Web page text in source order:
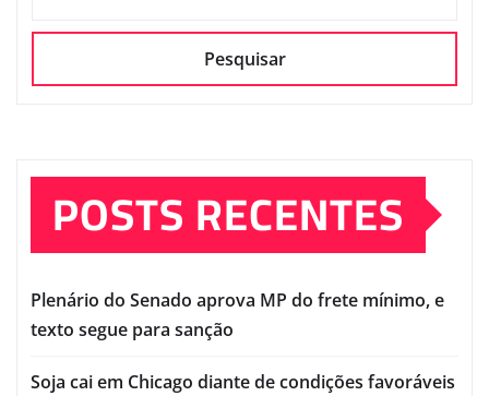
Pesquisar
POSTS RECENTES
Plenário do Senado aprova MP do frete mínimo, e
texto segue para sanção
Soja cai em Chicago diante de condições favoráveis